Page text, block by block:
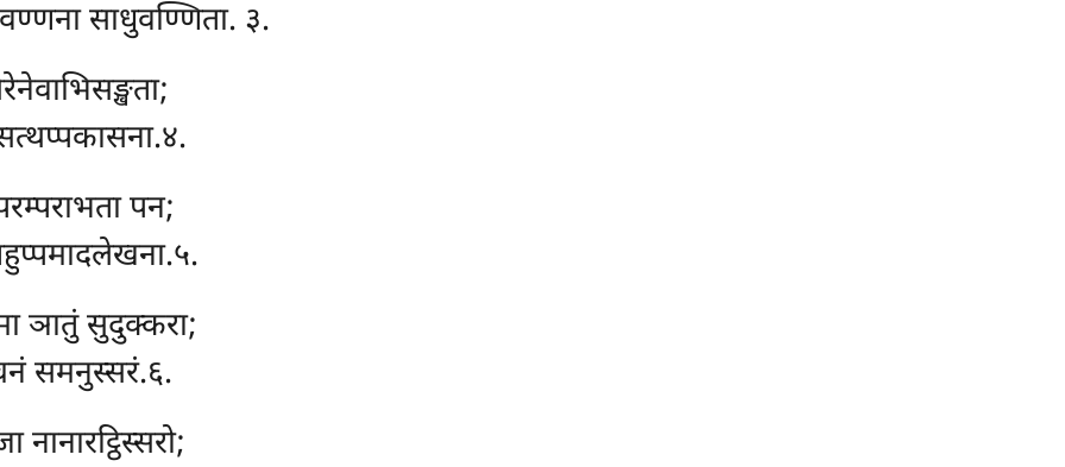
साधुवण्णिता. ३.
पन;
ञातुं सुदुक्करा;
समनुस्सरं.६.
नानारट्ठिस्सरो;